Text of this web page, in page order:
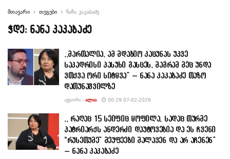
მთავარი თეგები ნანა კაკაბაძე
ჭდე: ნანა კაკაბაძე
,,მართალია, ამ მდაბიო კაცუნას უკვე
საკადრისი პასუხი გასცეს, მაგრამ მეც უნდა
ვთქვა ორი სიტყვა” – ნანა კაკაბაძე თაზო
დათუნაშვილზე
ᲐᲕᲢᲝᲠᲘ - ᲐᲚᲘᲐ 00:29 07-02-2026
,, რაღაც 15 სეიფიც ყოფილა, სადაც თურმე
პატრიარქს ანდერძი დაუტოვებია და ეს ჩვენი
“რუსეთუმე” მეუფეები მალავენ და არ აჩენენ”
– ნანა კაკაბაძე